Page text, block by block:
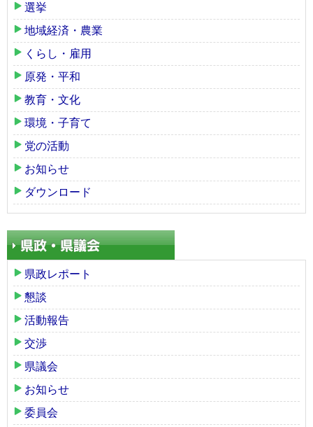
選挙
地域経済・農業
くらし・雇用
原発・平和
教育・文化
環境・子育て
党の活動
お知らせ
ダウンロード
県政レポート
懇談
活動報告
交渉
県議会
お知らせ
委員会